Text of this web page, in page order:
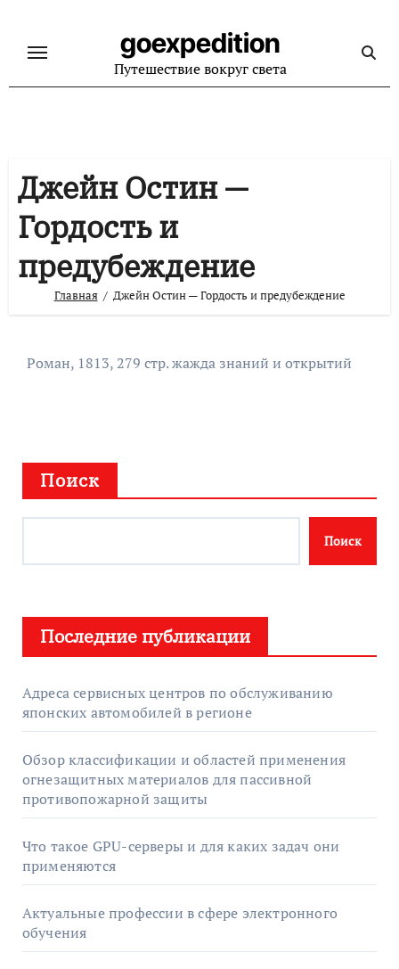
содержанию
goexpedition
Путешествие вокруг света
Джейн Остин —
Гордость и
предубеждение
Главная Джейн Остин — Гордость и предубеждение
Роман, 1813, 279 стр. жажда знаний и открытий
Поиск
Поиск
Последние публикации
Адреса сервисных центров по обслуживанию
японских автомобилей в регионе
Обзор классификации и областей применения
огнезащитных материалов для пассивной
противопожарной защиты
Что такое GPU-серверы и для каких задач они
применяются
Актуальные профессии в сфере электронного
обучения